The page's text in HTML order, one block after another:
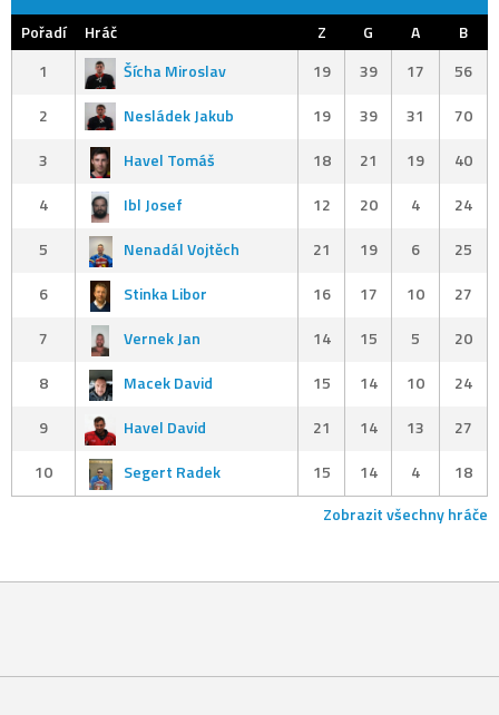
Pořadí Hráč Z G A
B
1
Šícha Miroslav 19 39 17
56
2
Nesládek Jakub 19 39 31
70
3
Havel Tomáš 18 21 19
40
4
Ibl Josef 12 20 4
24
5
Nenadál Vojtěch 21 19 6
25
6
Stinka Libor 16 17 10
27
7
Vernek Jan 14 15 5
20
8
Macek David 15 14 10
24
9
Havel David 21 14 13
27
10
Segert Radek 15 14 4
18
Zobrazit všechny hráče